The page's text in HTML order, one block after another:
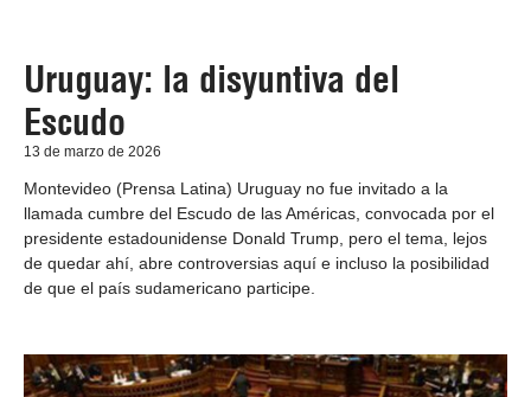
Uruguay: la disyuntiva del
Escudo
13 de marzo de 2026
Montevideo (Prensa Latina) Uruguay no fue invitado a la
llamada cumbre del Escudo de las Américas, convocada por el
presidente estadounidense Donald Trump, pero el tema, lejos
de quedar ahí, abre controversias aquí e incluso la posibilidad
de que el país sudamericano participe.